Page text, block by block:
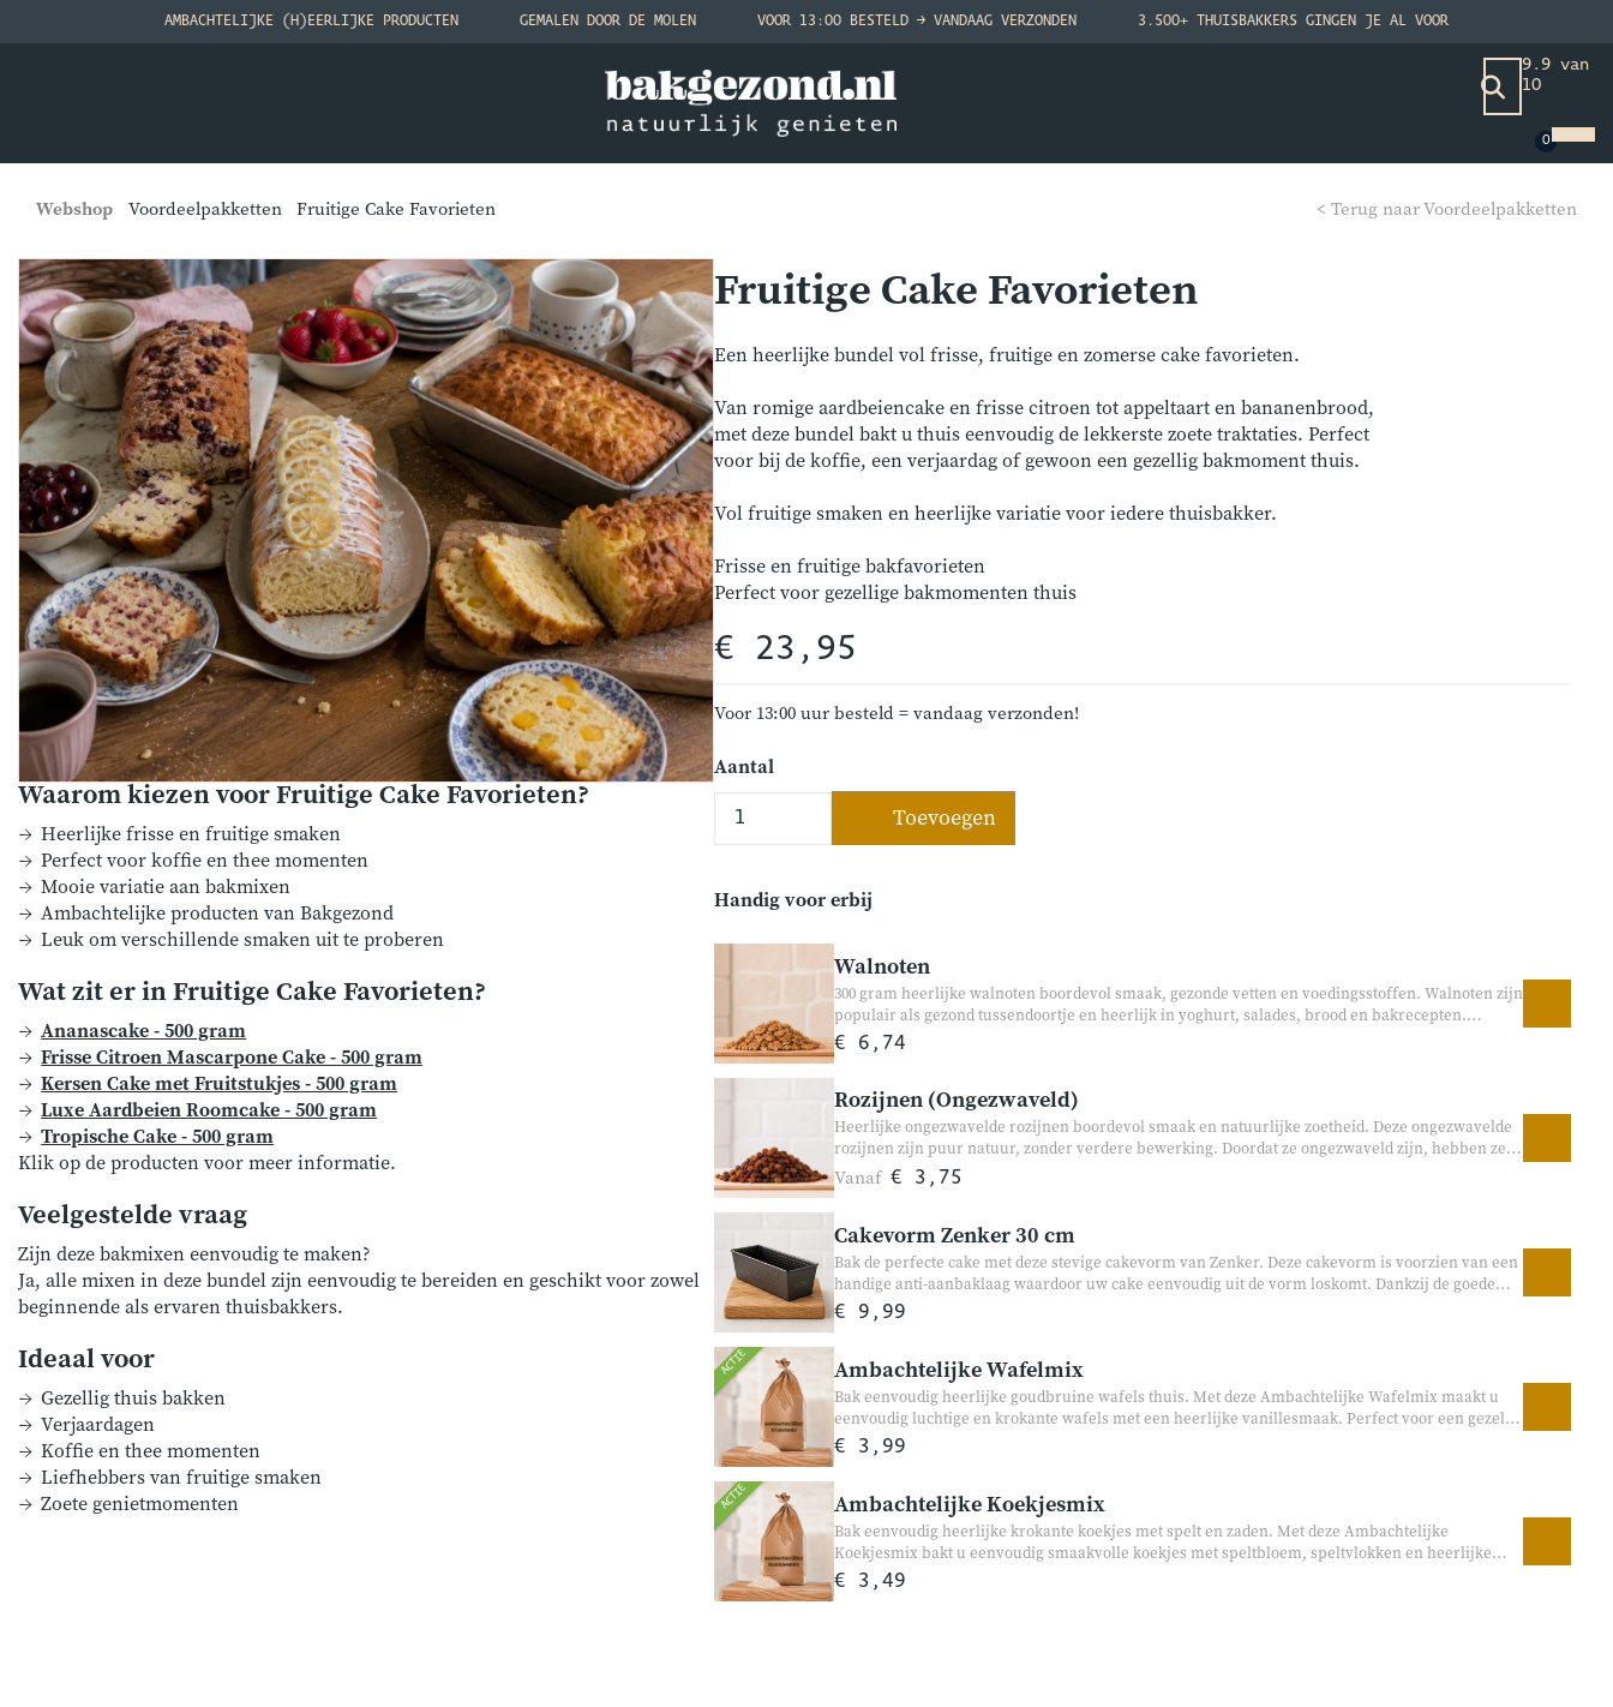
AMBACHTELIJKE (H)EERLIJKE PRODUCTEN GEMALEN DOOR DE MOLEN VOOR 13:00 BESTELD → VANDAAG VERZONDEN 3.500+ THUISBAKKERS GINGEN JE AL VOOR
9.9 van
10
Webshop Voordeelpakketten Fruitige Cake Favorieten < Terug naar Voordeelpakketten
Waarom kiezen voor Fruitige Cake Favorieten?
Heerlijke frisse en fruitige smaken
Perfect voor koffie en thee momenten
Mooie variatie aan bakmixen
Ambachtelijke producten van Bakgezond
Leuk om verschillende smaken uit te proberen
Wat zit er in Fruitige Cake Favorieten?
Ananascake - 500 gram
Frisse Citroen Mascarpone Cake - 500 gram
Kersen Cake met Fruitstukjes - 500 gram
Luxe Aardbeien Roomcake - 500 gram
Tropische Cake - 500 gram
Klik op de producten voor meer informatie.
Veelgestelde vraag
Zijn deze bakmixen eenvoudig te maken?
Ja, alle mixen in deze bundel zijn eenvoudig te bereiden en geschikt voor zowel
beginnende als ervaren thuisbakkers.
Ideaal voor
Gezellig thuis bakken
Verjaardagen
Koffie en thee momenten
Liefhebbers van fruitige smaken
Zoete genietmomenten
Fruitige Cake Favorieten
Een heerlijke bundel vol frisse, fruitige en zomerse cake favorieten.
Van romige aardbeiencake en frisse citroen tot appeltaart en bananenbrood,
met deze bundel bakt u thuis eenvoudig de lekkerste zoete traktaties. Perfect
voor bij de koffie, een verjaardag of gewoon een gezellig bakmoment thuis.
Vol fruitige smaken en heerlijke variatie voor iedere thuisbakker.
Frisse en fruitige bakfavorieten
Perfect voor gezellige bakmomenten thuis
€ 23,95
Voor 13:00 uur besteld = vandaag verzonden!
Aantal
Toevoegen
Handig voor erbij
Walnoten
300 gram heerlijke walnoten boordevol smaak, gezonde vetten en voedingsstoffen. Walnoten zijn
populair als gezond tussendoortje en heerlijk in yoghurt, salades, brood en bakrecepten.
Dankzij hun volle, licht romige smaak en knapperige structuur zijn walnoten veelzijdig in
gebruik.
€ 6,74
Rozijnen (Ongezwaveld)
Heerlijke ongezwavelde rozijnen boordevol smaak en natuurlijke zoetheid. Deze ongezwavelde
rozijnen zijn puur natuur, zonder verdere bewerking. Doordat ze ongezwaveld zijn, hebben ze
een donkerdere kleur en een volle, rijke smaak. Heerlijk als tussendoortje of als toevoeging aan
yoghurt, havermout, brood en bakrecepten.
Vanaf € 3,75
Cakevorm Zenker 30 cm
Bak de perfecte cake met deze stevige cakevorm van Zenker. Deze cakevorm is voorzien van een
handige anti-aanbaklaag waardoor uw cake eenvoudig uit de vorm loskomt. Dankzij de goede
warmteverdeling bakt uw cake mooi egaal gaar en krijgt u een heerlijk bakresultaat. Perfect
voor alle cakemixen van Bakgezond.
€ 9,99
ACTIE Ambachtelijke Wafelmix
Bak eenvoudig heerlijke goudbruine wafels thuis. Met deze Ambachtelijke Wafelmix maakt u
eenvoudig luchtige en krokante wafels met een heerlijke vanillesmaak. Perfect voor een gezellig
ontbijt, bij de koffie of als zoete traktatie tussendoor.
€ 3,99
ACTIE Ambachtelijke Koekjesmix
Bak eenvoudig heerlijke krokante koekjes met spelt en zaden. Met deze Ambachtelijke
Koekjesmix bakt u eenvoudig smaakvolle koekjes met speltbloem, speltvlokken en heerlijke
pitten en zaden. Perfect om samen te bakken, voor bij de koffie of om altijd iets lekkers in huis te
hebben voor onverwachte visite.
€ 3,49